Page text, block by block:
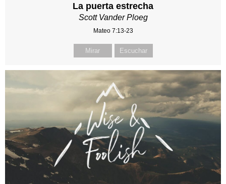
La puerta estrecha
Scott Vander Ploeg
Mateo 7:13-23
Mirar Escuchar